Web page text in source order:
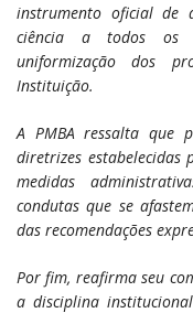
instrumento oficial de
ciência a todos os
uniformização dos
Instituição.
A PMBA ressalta que
diretrizes estabelecidas
medidas
condutas que se
das recomendações
Por fim, reafirma seu
a disciplina